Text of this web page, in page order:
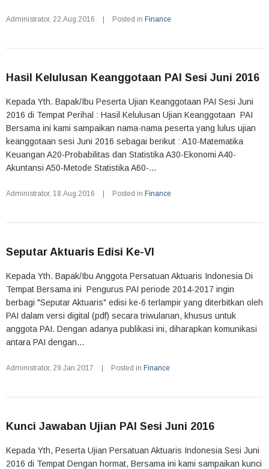
Administrator, 22.Aug.2016 Posted in Finance
Hasil Kelulusan Keanggotaan PAI Sesi Juni 2016
Kepada Yth. Bapak/Ibu Peserta Ujian Keanggotaan PAI Sesi Juni
2016 di Tempat Perihal : Hasil Kelulusan Ujian Keanggotaan PAI
Bersama ini kami sampaikan nama-nama peserta yang lulus ujian
keanggotaan sesi Juni 2016 sebagai berikut : A10-Matematika
Keuangan A20-Probabilitas dan Statistika A30-Ekonomi A40-
Akuntansi A50-Metode Statistika A60-...
Administrator, 18.Aug.2016 Posted in Finance
Seputar Aktuaris Edisi Ke-VI
Kepada Yth. Bapak/Ibu Anggota Persatuan Aktuaris Indonesia Di
Tempat Bersama ini Pengurus PAI periode 2014-2017 ingin
berbagi "Seputar Aktuaris" edisi ke-6 terlampir yang diterbitkan oleh
PAI dalam versi digital (pdf) secara triwulanan, khusus untuk
anggota PAI. Dengan adanya publikasi ini, diharapkan komunikasi
antara PAI dengan...
Administrator, 29.Jan.2017 Posted in Finance
Kunci Jawaban Ujian PAI Sesi Juni 2016
Kepada Yth, Peserta Ujian Persatuan Aktuaris Indonesia Sesi Juni
2016 di Tempat Dengan hormat, Bersama ini kami sampaikan kunci